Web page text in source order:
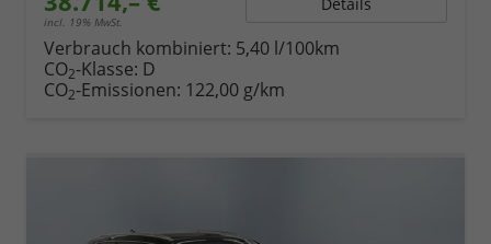
incl. 19% MwSt.
Verbrauch kombiniert: 5,40 l/100km
CO2-Klasse: D
CO2-Emissionen: 122,00 g/km